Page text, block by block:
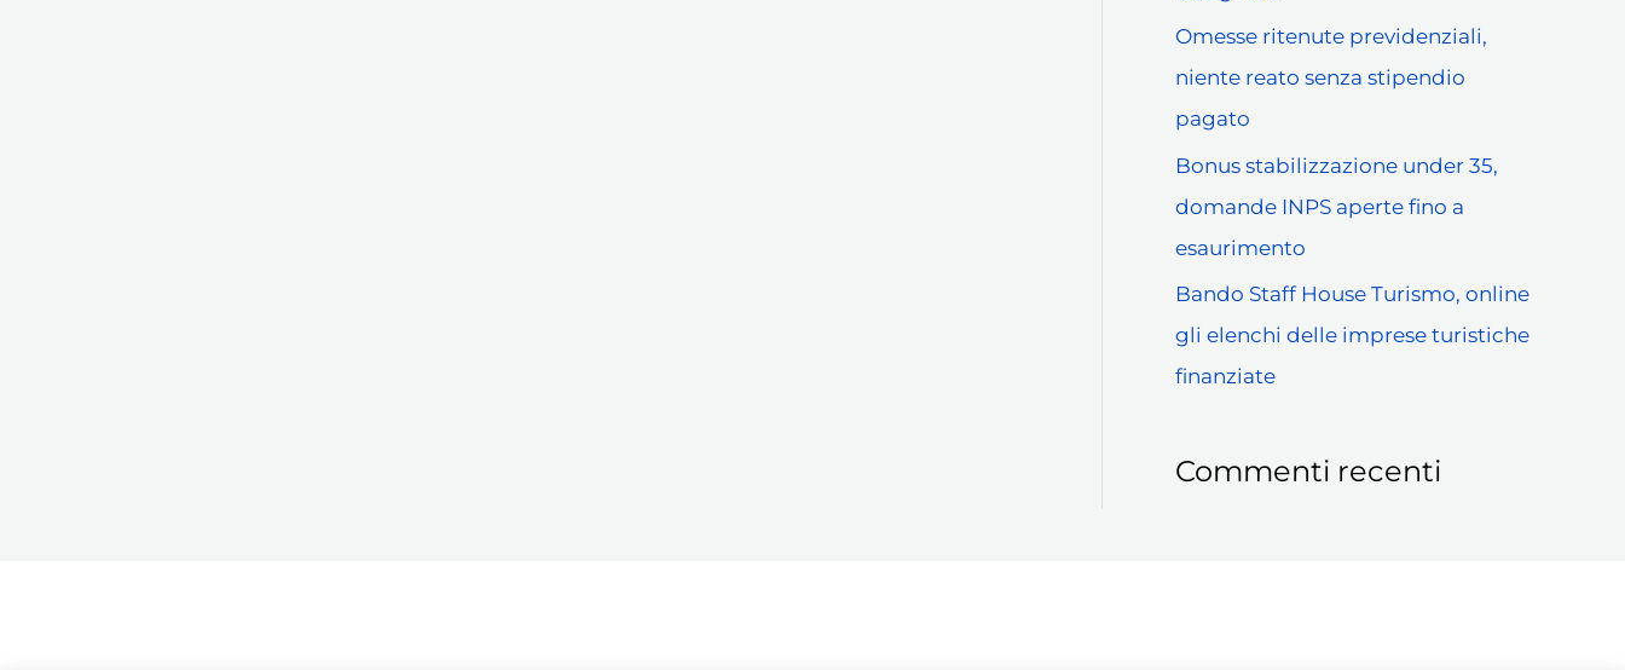
Omesse ritenute previdenziali,
niente reato senza stipendio
pagato
Bonus stabilizzazione under 35,
domande INPS aperte fino a
esaurimento
Bando Staff House Turismo, online
gli elenchi delle imprese turistiche
finanziate
Commenti recenti